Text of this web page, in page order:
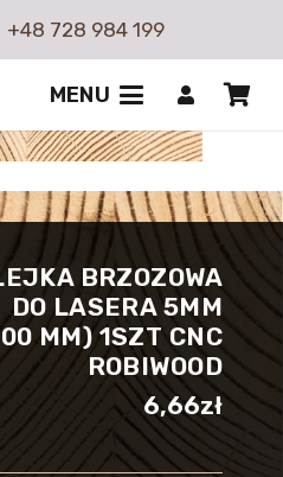
+48 728 984 199
MENU
BRZOZOWA
DO LASERA 5MM
MM) 1SZT CNC
ROBIWOOD
6,66zł